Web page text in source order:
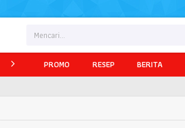
PROMO RESEP BERITA